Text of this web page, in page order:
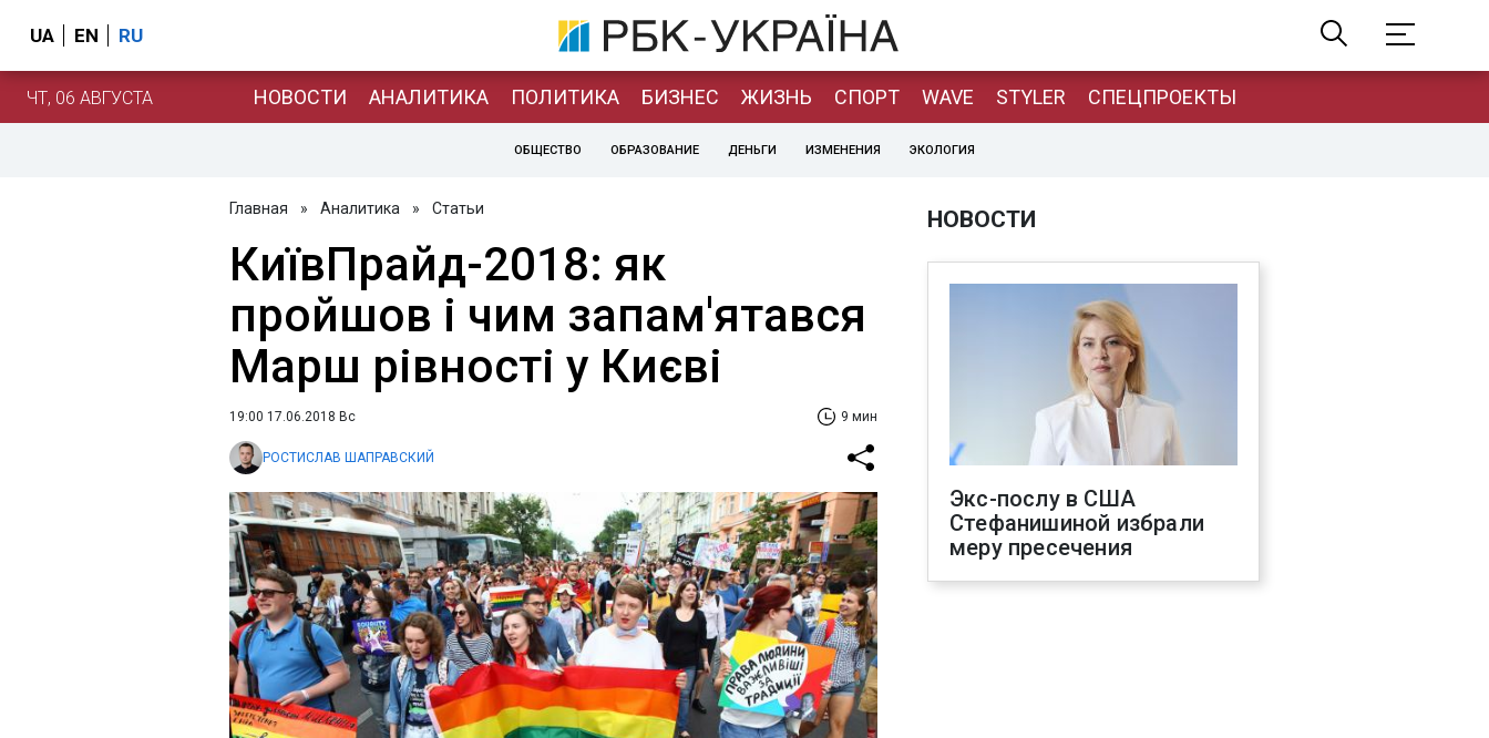
UA EN RU
ЧТ, 06 АВГУСТА НОВОСТИ АНАЛИТИКА ПОЛИТИКА БИЗНЕС ЖИЗНЬ СПОРТ WAVE STYLER СПЕЦПРОЕКТЫ
ОБЩЕСТВО ОБРАЗОВАНИЕ ДЕНЬГИ ИЗМЕНЕНИЯ ЭКОЛОГИЯ
Главная » Аналитика » Статьи
КиївПрайд-2018: як
пройшов і чим запам'ятався
Марш рівності у Києві
19:00 17.06.2018 Вс 9 мин
РОСТИСЛАВ ШАПРАВСКИЙ
НОВОСТИ
Экс-послу в США
Стефанишиной избрали
меру пресечения